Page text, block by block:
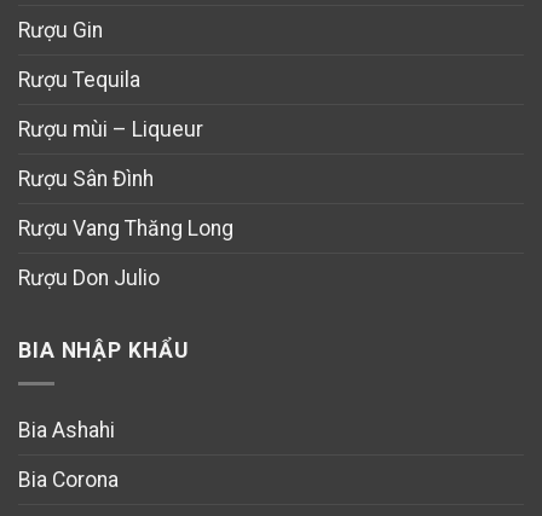
Rượu Gin
Rượu Tequila
Rượu mùi – Liqueur
Rượu Sân Đình
Rượu Vang Thăng Long
Rượu Don Julio
BIA NHẬP KHẨU
Bia Ashahi
Bia Corona